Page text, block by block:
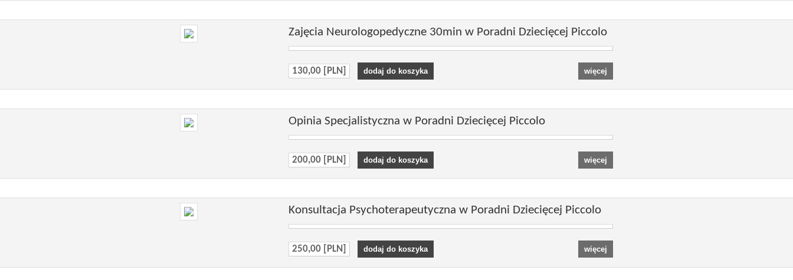
Zajęcia Neurologopedyczne 30min w Poradni Dziecięcej Piccolo
130,00 [PLN]
Opinia Specjalistyczna w Poradni Dziecięcej Piccolo
200,00 [PLN]
Konsultacja Psychoterapeutyczna w Poradni Dziecięcej Piccolo
250,00 [PLN]